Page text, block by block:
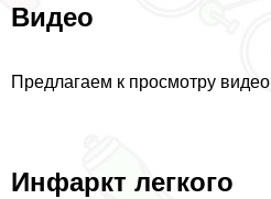
Видео
Предлагаем к просмотру
Инфаркт легкого